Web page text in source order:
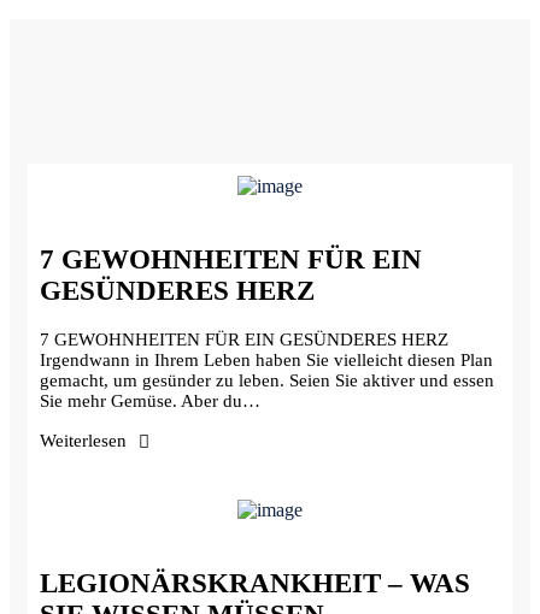
7 GEWOHNHEITEN FÜR EIN
GESÜNDERES HERZ
7 GEWOHNHEITEN FÜR EIN GESÜNDERES HERZ
Irgendwann in Ihrem Leben haben Sie vielleicht diesen Plan
gemacht, um gesünder zu leben. Seien Sie aktiver und essen
Sie mehr Gemüse. Aber du…
Weiterlesen
LEGIONÄRSKRANKHEIT – WAS